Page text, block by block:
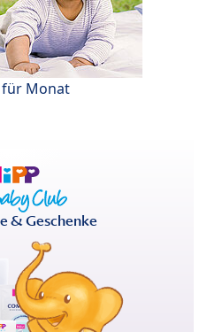
für Monat
& Geschenke